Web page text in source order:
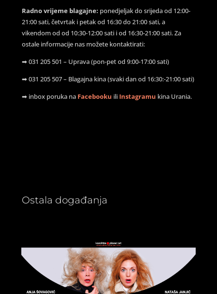
Radno vrijeme blagajne: ponedjeljak do srijeda od 12:00-
21:00 sati, četvrtak i petak od 16:30 do 21:00 sati, a
vikendom od od 10:30-12:00 sati i od 16:30-21:00 sati. Za
ostale informacije nas možete kontaktirati:
➡ 031 205 501 – Uprava (pon-pet od 9:00-17:00 sati)
➡ 031 205 507 – Blagajna kina (svaki dan od 16:30:-21:00 sati)
➡ inbox poruka na Facebooku ili Instagramu kina Urania.
Ostala događanja